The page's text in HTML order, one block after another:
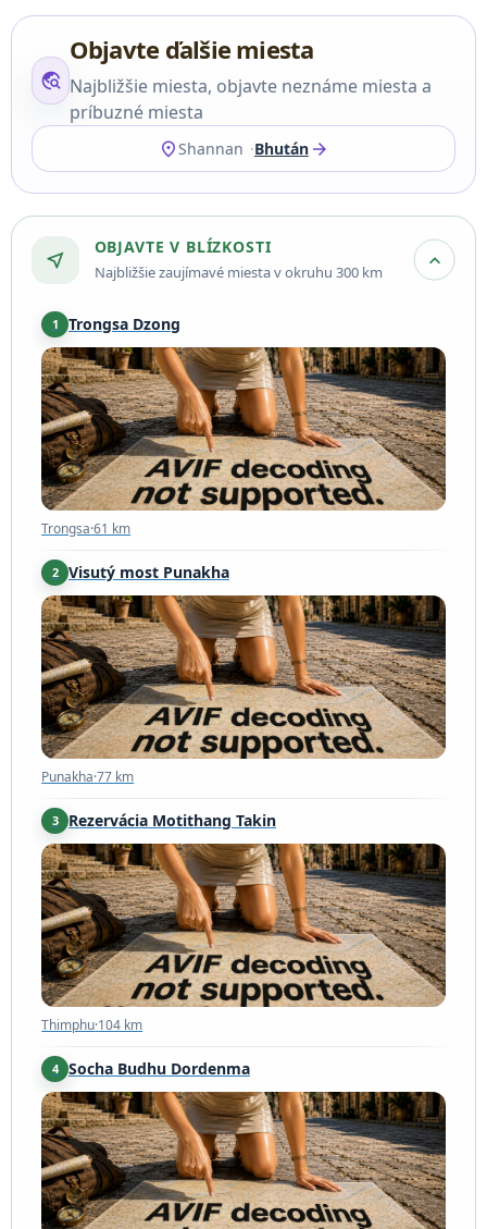
travel_explore
Objavte ďalšie miesta
Najbližšie miesta, objavte neznáme miesta a
príbuzné miesta
location_onShannan Bhután arrow_forward
near_me
OBJAVTE V BLÍZKOSTI
Najbližšie zaujímavé miesta v okruhu 300 km expand_more
1 Trongsa Dzong
Trongsa·61 km
Trongsa·61 km
2 Visutý most Punakha
Punakha·77 km
Punakha·77 km
3 Rezervácia Motithang Takin
Thimphu·104 km
Thimphu·104 km
4 Socha Budhu Dordenma
Thimphu·104 km